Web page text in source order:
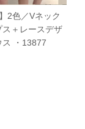
2色／Vネック
ス＋レースデザ
ス ・13877